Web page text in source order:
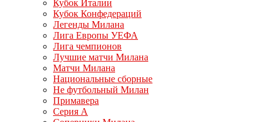
Кубок Италии
Кубок Конфедераций
Легенды Милана
Лига Европы УЕФА
Лига чемпионов
Лучшие матчи Милана
Матчи Милана
Национальные сборные
Не футбольный Милан
Примавера
Серия А